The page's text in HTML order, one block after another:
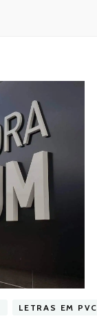
LETRAS EM PVC